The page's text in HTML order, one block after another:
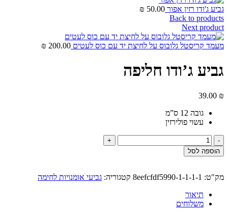
גביע ג'ודו רזין אפור 50.00
₪
Back to products
Next product
מעמד קריסטל גלובוס על לחיצת יד עם כוס לעטים 200.00
₪
גביע ג’ודו חליפה
39.00 ₪
גובה 12 ס”מ
עשוי פולירזין
הוספה לסל
מק"ט: 8eefcfdf5990-1-1-1-1 קטגוריה: גביעי אומנויות לחימה
תיאור
משלוחים